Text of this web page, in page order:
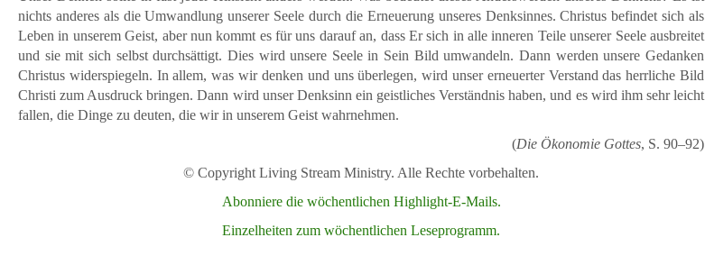
nichts anderes als die Umwandlung unserer Seele durch die Erneuerung unseres Denksinnes. Christus befindet sich als
Leben in unserem Geist, aber nun kommt es für uns darauf an, dass Er sich in alle inneren Teile unserer Seele ausbreitet
und sie mit sich selbst durchsättigt. Dies wird unsere Seele in Sein Bild umwandeln. Dann werden unsere Gedanken
Christus widerspiegeln. In allem, was wir denken und uns überlegen, wird unser erneuerter Verstand das herrliche Bild
Christi zum Ausdruck bringen. Dann wird unser Denksinn ein geistliches Verständnis haben, und es wird ihm sehr leicht
fallen, die Dinge zu deuten, die wir in unserem Geist wahrnehmen.
(Die Ökonomie Gottes, S. 90–92)
© Copyright Living Stream Ministry. Alle Rechte vorbehalten.
Abonniere die wöchentlichen Highlight-E-Mails.
Einzelheiten zum wöchentlichen Leseprogramm.